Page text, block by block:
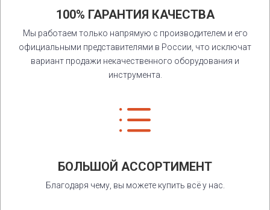
100% ГАРАНТИЯ КАЧЕСТВА
Мы работаем только напрямую с производителем и его
официальными представителями в России, что исключат
вариант продажи некачественного оборудования и
инструмента.
d
БОЛЬШОЙ АССОРТИМЕНТ
Благодаря чему, вы можете купить всё у нас.